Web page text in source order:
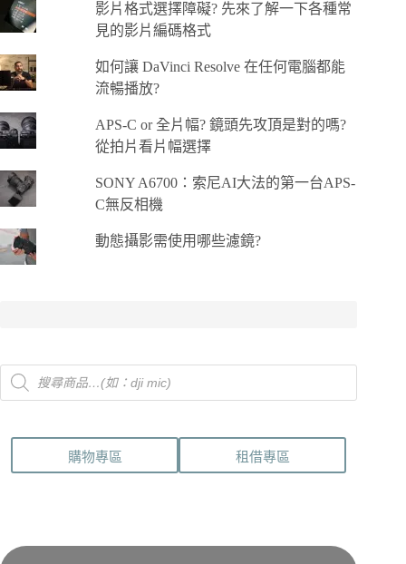
影片格式選擇障礙? 先來了解一下各種常
見的影片編碼格式
如何讓 DaVinci Resolve 在任何電腦都能
流暢播放?
APS-C or 全片幅? 鏡頭先攻頂是對的嗎?
從拍片看片幅選擇
SONY A6700：索尼AI大法的第一台APS-
C無反相機
動態攝影需使用哪些濾鏡?
Products
search
購物專區 租借專區